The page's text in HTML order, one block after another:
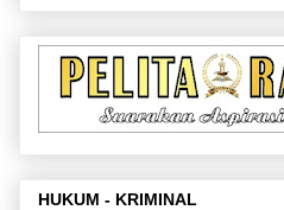
HUKUM - KRIMINAL